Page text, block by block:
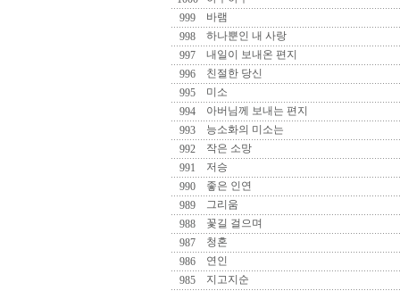
999
바램
998
하나뿐인 내 사랑
997
내일이 보내온 편지
996
친절한 당신
995
미소
994
아버님께 보내는 편지
993
능소화의 미소는
992
작은 소망
991
저승
990
좋은 인연
989
그리움
988
꽃길 걸으며
987
청혼
986
연인
985
지고지순